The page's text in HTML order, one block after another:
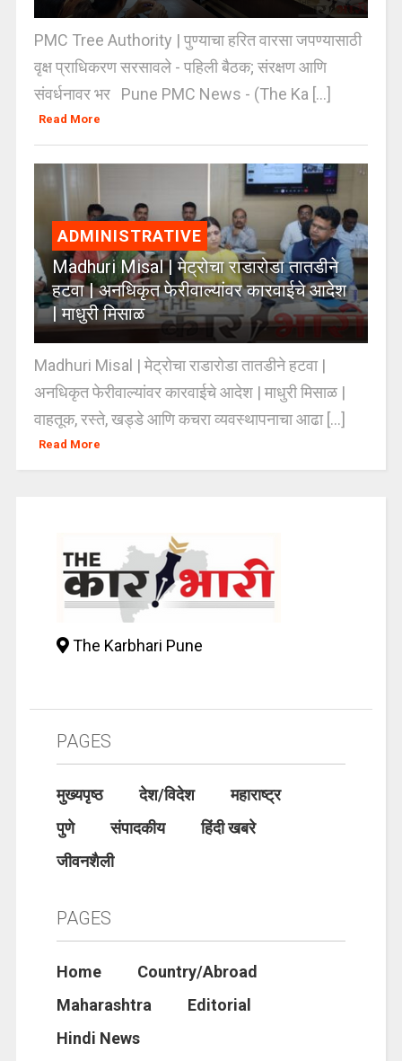
PMC Tree Authority | पुण्याचा हरित वारसा जपण्यासाठी
वृक्ष प्राधिकरण सरसावले - पहिली बैठक; संरक्षण आणि
संवर्धनावर भर Pune PMC News - (The Ka [...]
Read More
ADMINISTRATIVE
Madhuri Misal | मेट्रोचा राडारोडा तातडीने
हटवा | अनधिकृत फेरीवाल्यांवर कारवाईचे आदेश
| माधुरी मिसाळ
Madhuri Misal | मेट्रोचा राडारोडा तातडीने हटवा |
अनधिकृत फेरीवाल्यांवर कारवाईचे आदेश | माधुरी मिसाळ |
वाहतूक, रस्ते, खड्डे आणि कचरा व्यवस्थापनाचा आढा [...]
Read More
The Karbhari Pune
PAGES
मुख्यपृष्ठ देश/विदेश
महाराष्ट्र
पुणे
संपादकीय
हिंदी खबरे
जीवनशैली
PAGES
Home
Country/Abroad
Maharashtra
Editorial
Hindi News